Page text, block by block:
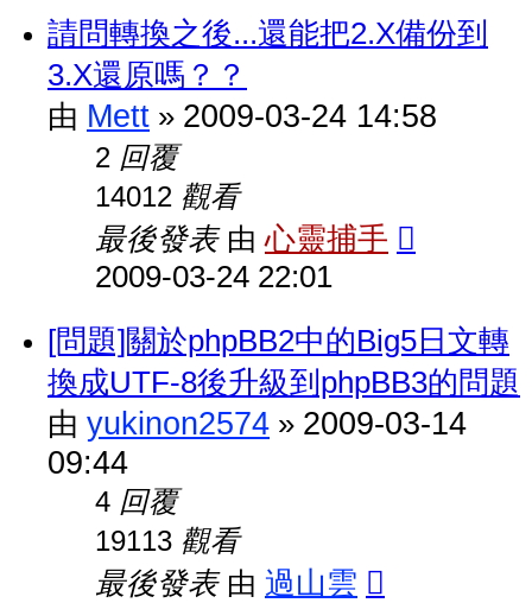
請問轉換之後...還能把2.X備份到
3.X還原嗎？？
由 Mett » 2009-03-24 14:58
2 回覆
14012 觀看
最後發表 由心靈捕手
2009-03-24 22:01
[問題]關於phpBB2中的Big5日文轉
換成UTF-8後升級到phpBB3的問題
由 yukinon2574 » 2009-03-14
09:44
4 回覆
19113 觀看
最後發表 由 過山雲